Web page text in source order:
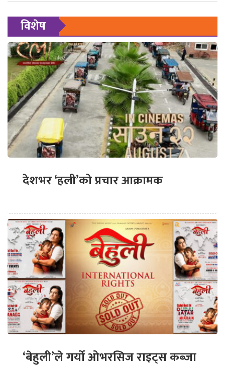
विशेष
देशभर ‘हली’को प्रचार आक्रामक
‘बेहुली’ले गर्यो ओभरसिज राइट्स कब्जा